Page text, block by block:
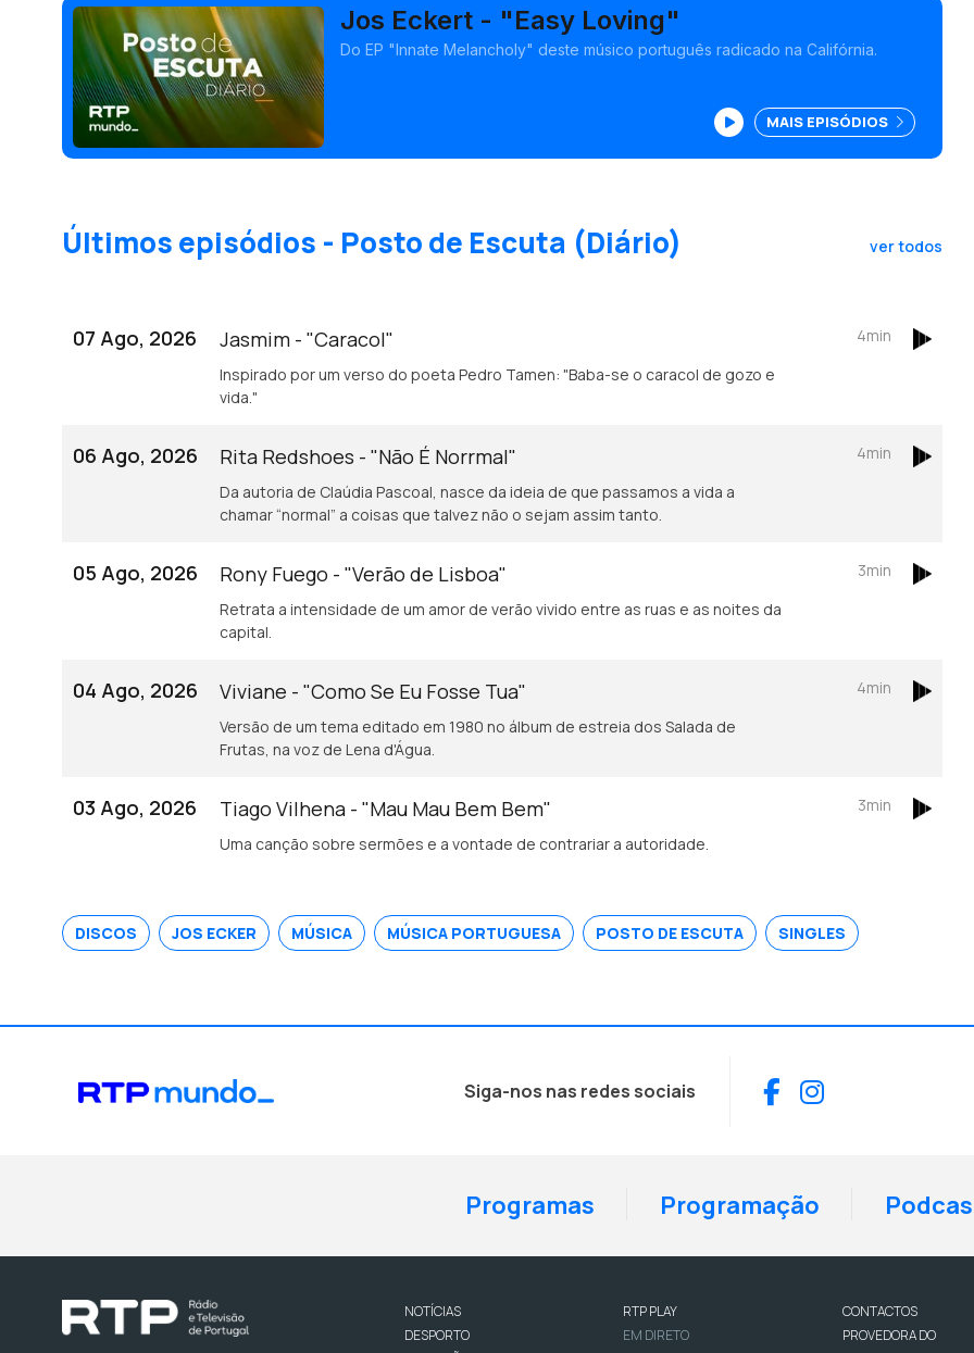
Jos Eckert - "Easy Loving"
Do EP "Innate Melancholy" deste músico português radicado na Califórnia.
MAIS EPISÓDIOS
Últimos episódios - Posto de Escuta (Diário) ver todos
07 Ago, 2026 Jasmim - "Caracol"
Inspirado por um verso do poeta Pedro Tamen: "Baba-se o caracol de gozo e
vida."
4min
06 Ago, 2026 Rita Redshoes - "Não É Norrmal"
Da autoria de Claúdia Pascoal, nasce da ideia de que passamos a vida a
chamar “normal” a coisas que talvez não o sejam assim tanto.
4min
05 Ago, 2026 Rony Fuego - "Verão de Lisboa"
Retrata a intensidade de um amor de verão vivido entre as ruas e as noites da
capital.
3min
04 Ago, 2026 Viviane - "Como Se Eu Fosse Tua"
Versão de um tema editado em 1980 no álbum de estreia dos Salada de
Frutas, na voz de Lena d'Água.
4min
03 Ago, 2026 Tiago Vilhena - "Mau Mau Bem Bem"
Uma canção sobre sermões e a vontade de contrariar a autoridade.
3min
DISCOS JOS ECKER MÚSICA MÚSICA PORTUGUESA POSTO DE ESCUTA SINGLES
Siga-nos nas redes sociais Facebook
Instagram
Programas Programação
NOTÍCIAS
DESPORTO
RTP PLAY
EM DIRETO
CONTACTOS
PROVEDORA DO